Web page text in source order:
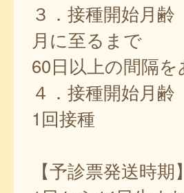
３．接種開始月
月に至るまで
60日以上の間隔
４．接種開始月
1回接種
【予診票発送時期】